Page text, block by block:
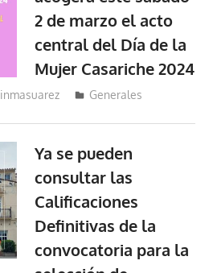
2 de marzo el acto
central del Día de la
Mujer Casariche 2024
inmasuarez Generales
Ya se pueden
consultar las
Calificaciones
Definitivas de la
convocatoria para la